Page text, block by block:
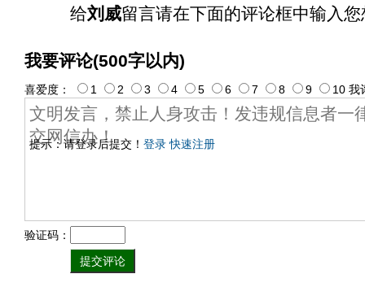
给刘威留言请在下面的评论框中输入
我要评论(500字以内)
提示：请登录后提交！ 登录 快速注册
喜爱度： 1 2 3 4 5 6 7 8 9 10 我
验证码：